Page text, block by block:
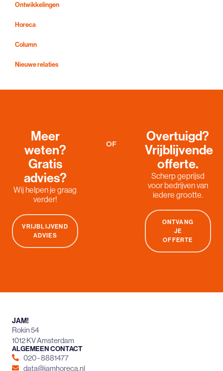
Ontwikkelingen
Horeca
Column
Nieuwe relaties
Meer
weten?
Gratis
advies?
Wij helpen je graag
verder!
VRIJBLIJVEND
ADVIES
OF
Overtuigd?
Vrijblijvende
offerte.
Scherp geprijsd
voor bedrijven van
iedere grootte.
ONTVANG
JE
OFFERTE
JAM!
Rokin 54
1012 KV Amsterdam
ALGEMEEN CONTACT
020 - 8881477
data@jamhoreca.nl